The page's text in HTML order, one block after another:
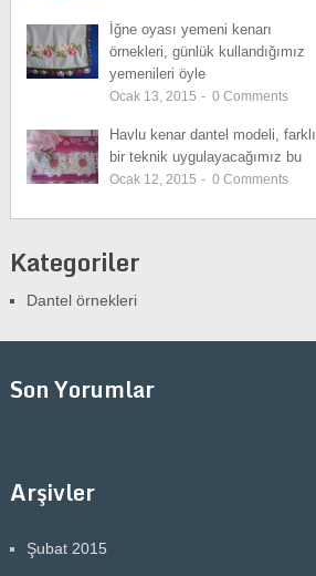
İğne oyası yemeni kenarı
örnekleri, günlük kullandığımız
yemenileri öyle
Ocak 13, 2015 - 0 Comments
Havlu kenar dantel modeli, farklı
bir teknik uygulayacağımız bu
Ocak 12, 2015 - 0 Comments
Kategoriler
Dantel örnekleri
Son Yorumlar
Arşivler
Şubat 2015